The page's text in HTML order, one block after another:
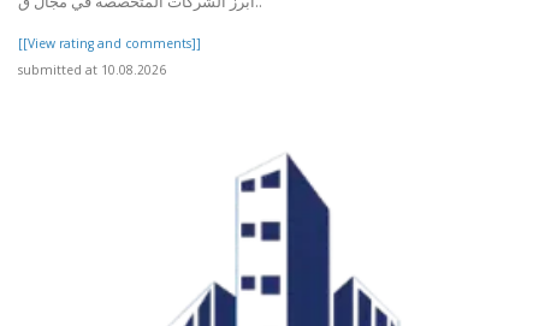
[[View rating and comments]]
submitted at 10.08.2026